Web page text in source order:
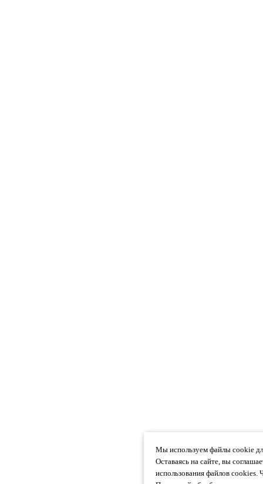
Мы используем файлы cookie
Оставаясь на сайте, вы
использования файлов cookies.